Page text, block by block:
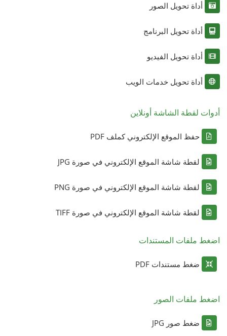
أداة تحويل الصور
أداة تحويل البرنامج
أداة تحويل الفيديو
أداة تحويل خدمات الويب
أدوات لقطة الشاشة أونلاين
حفظ الموقع الإلكتروني كملف PDF
لقطة شاشة الموقع الإلكتروني في صورة JPG
لقطة شاشة الموقع الإلكتروني في صورة PNG
لقطة شاشة الموقع الإلكتروني في صورة TIFF
اضغط ملفات المستندات
ضغط مستندات PDF
اضغط ملفات الصور
ضغط صور JPG